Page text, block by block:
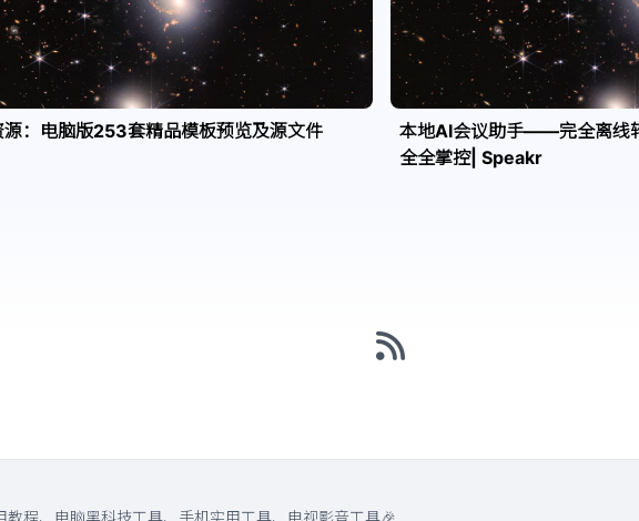
：电脑版253套精品模板预览及源文件
本地AI会议助手——完全离线
全全掌控| Speakr
教程、电脑黑科技工具、手机实用工具、电视影音工具🎉